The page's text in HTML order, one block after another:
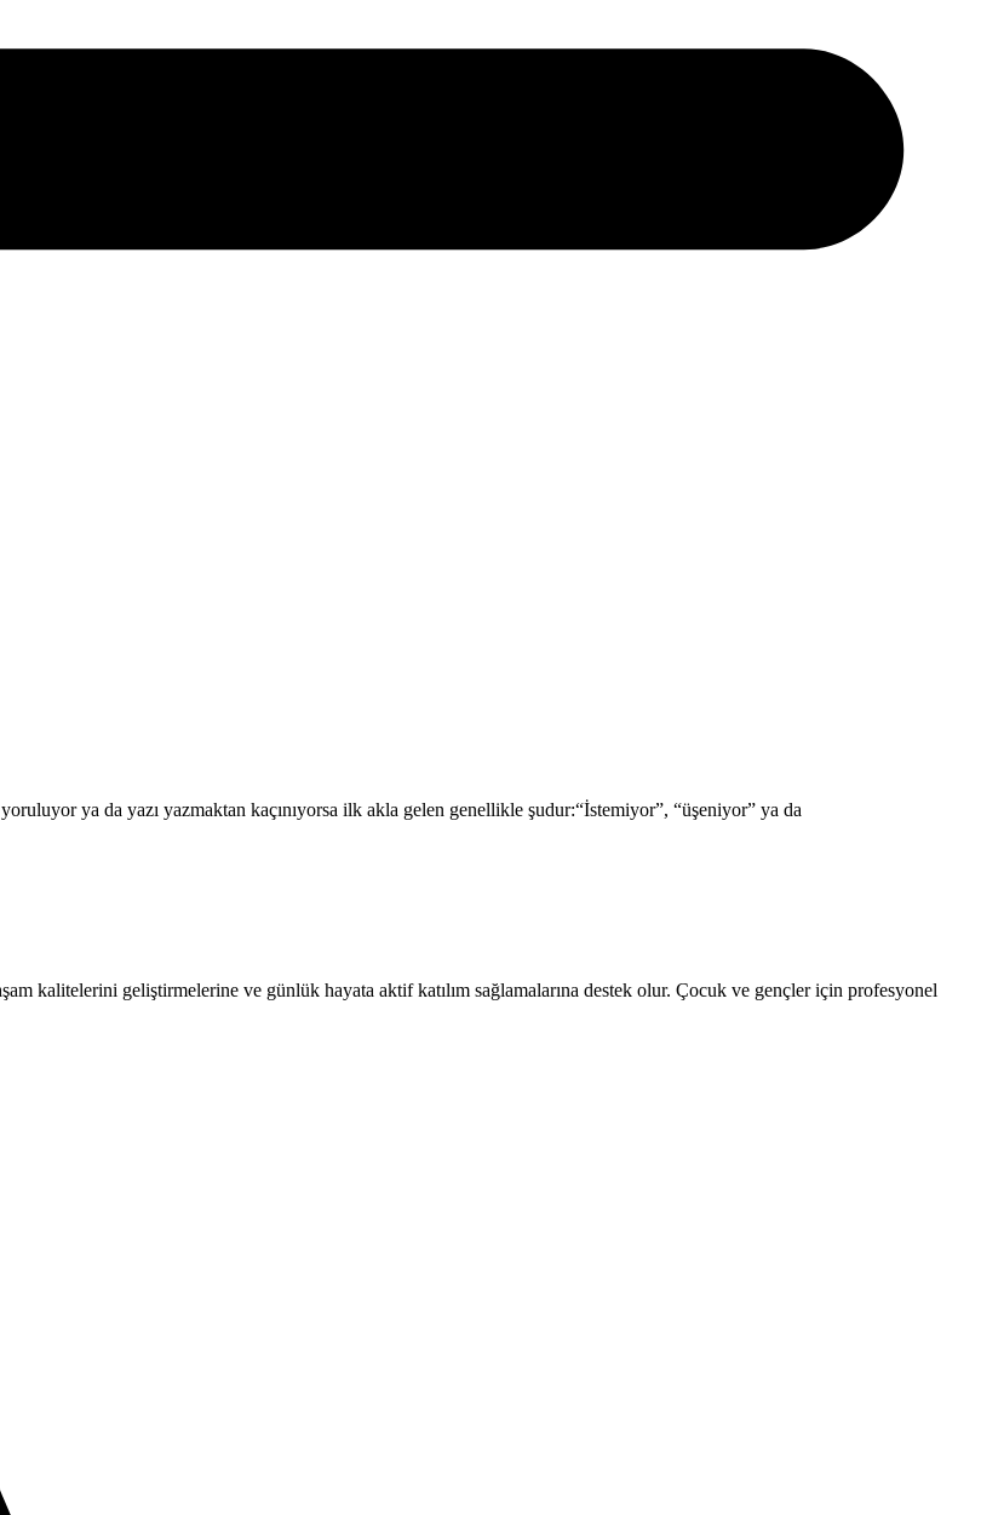
ya da yazı yazmaktan kaçınıyorsa ilk akla gelen genellikle şudur:“İstemiyor”, “üşeniyor” ya da
kalitelerini geliştirmelerine ve günlük hayata aktif katılım sağlamalarına destek olur. Çocuk ve gençler için profesyonel